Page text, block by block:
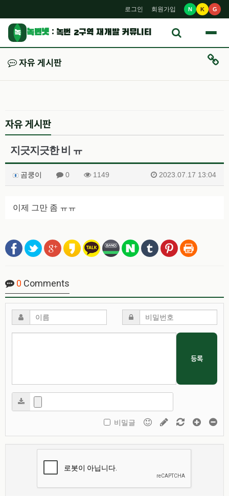
로그인 회원가입 N K G
녹 녹번넷: 녹번 2구역 재개발 커뮤니티
자유 게시판
자유 게시판
지긋지긋한 비 ㅠ
곰쿵이 0 1149 2023.07.17 13:04
이제 그만 좀 ㅠㅠ
0 Comments
등록
비밀글